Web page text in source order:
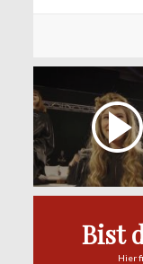
Bist
Hier